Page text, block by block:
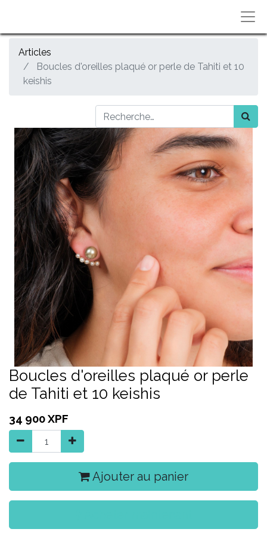
Articles
Boucles d'oreilles plaqué or perle de Tahiti et 10
keishis
Boucles d'oreilles plaqué or perle
de Tahiti et 10 keishis
34 900XPF
Ajouter au panier